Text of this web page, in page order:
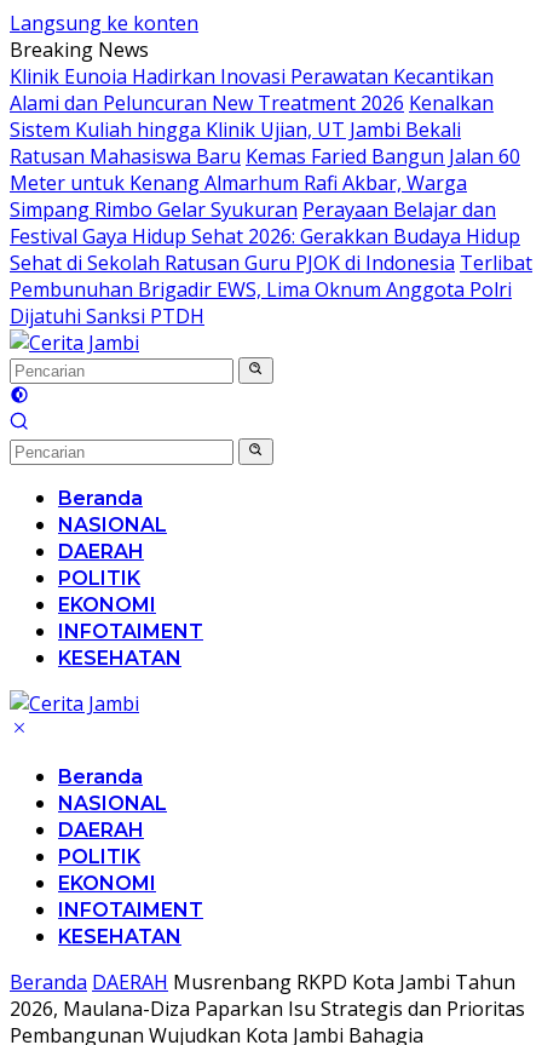
Langsung ke konten
Breaking News
Klinik Eunoia Hadirkan Inovasi Perawatan Kecantikan
Alami dan Peluncuran New Treatment 2026 Kenalkan
Sistem Kuliah hingga Klinik Ujian, UT Jambi Bekali
Ratusan Mahasiswa Baru Kemas Faried Bangun Jalan 60
Meter untuk Kenang Almarhum Rafi Akbar, Warga
Simpang Rimbo Gelar Syukuran Perayaan Belajar dan
Festival Gaya Hidup Sehat 2026: Gerakkan Budaya Hidup
Sehat di Sekolah Ratusan Guru PJOK di Indonesia Terlibat
Pembunuhan Brigadir EWS, Lima Oknum Anggota Polri
Dijatuhi Sanksi PTDH
Beranda
NASIONAL
DAERAH
POLITIK
EKONOMI
INFOTAIMENT
KESEHATAN
Beranda
NASIONAL
DAERAH
POLITIK
EKONOMI
INFOTAIMENT
KESEHATAN
Beranda DAERAH Musrenbang RKPD Kota Jambi Tahun
2026, Maulana-Diza Paparkan Isu Strategis dan Prioritas
Pembangunan Wujudkan Kota Jambi Bahagia